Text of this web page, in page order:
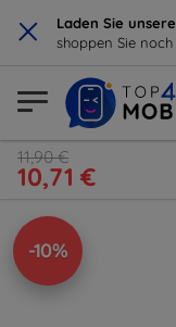
× Laden Sie
shoppen Sie noch
11,90 €
10,71 €
-10%